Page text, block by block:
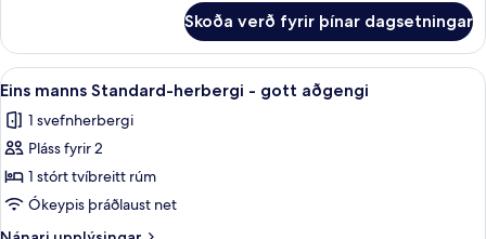
rúm
með
svefnsófa
-
stórt
rúm
með
Skoða verð fyrir þínar dagsetningar
Skoða
allar
myndir
fyrir
Eins
manns
Standard-
Rúmföt af bestu gerð, dúnsængur,
9
Eins manns Standard-herbergi - gott aðgengi
1 svefnherbergi
Pláss fyrir 2
1 stórt tvíbreitt rúm
Ókeypis þráðlaust net